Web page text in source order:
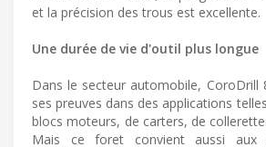
et la précision des trous est excellente.
Une durée de vie d'outil plus longue
Dans le secteur automobile, CoroDrill
ses preuves dans des applications
blocs moteurs, de carters, de
Mais ce foret convient aussi aux